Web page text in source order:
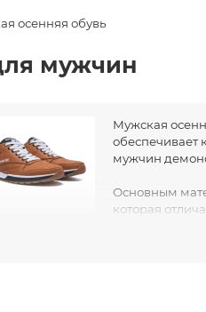
осенняя обувь
мужчин
Мужская
обеспечивает
мужчин
Основным
которая
и теплой натуральной